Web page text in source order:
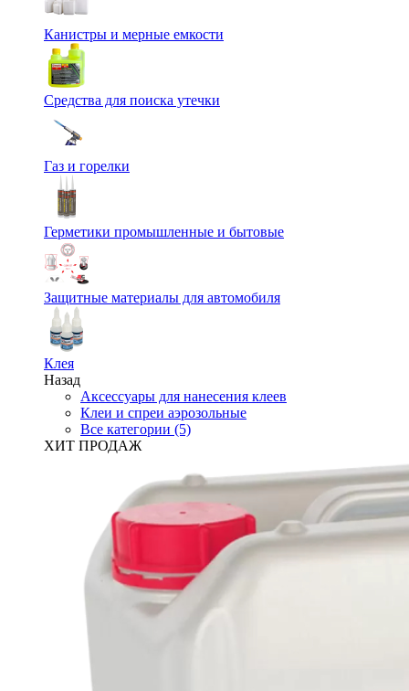
Канистры и мерные емкости
Средства для поиска утечки
Газ и горелки
Герметики промышленные и бытовые
Защитные материалы для автомобиля
Клея
Назад
Аксессуары для нанесения клеев
Клеи и спреи аэрозольные
Все категории (5)
ХИТ ПРОДАЖ